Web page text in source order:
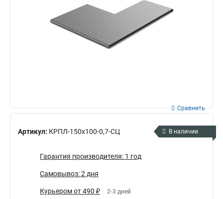
Артикул: КРПЛ-150х100-0,7-СЦ
Сравнить
В наличии
Гарантия производителя: 1 год
Самовывоз: 2 дня
Курьером от 490 ₽ 2-3 дней